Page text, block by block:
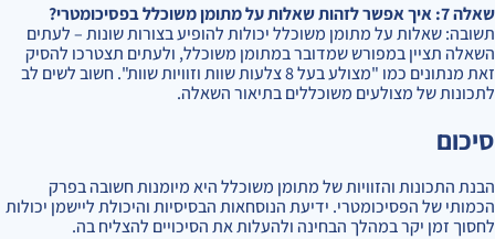
שאלה 7: איך אפשר לזהות שאלות על מתומן משוכלל בפסיכומטרי?
תשובה: שאלות על מתומן משוכלל יכולות להופיע בצורות שונות – לעתים
השאלה תציין במפורש שמדובר במתומן משוכלל, ולעתים תצטרכו להסיק
זאת מנתונים כמו "מצולע בעל 8 צלעות שוות וזוויות שוות". חשוב לשים לב
לתכונות של מצולעים משוכללים בתיאור השאלה.
סיכום
הבנת התכונות והזוויות של מתומן משוכלל היא מיומנות חשובה בפרק
הכמותי של הפסיכומטרי. ידיעת הנוסחאות הבסיסיות והיכולת ליישמן יכולות
לחסוך זמן יקר במהלך הבחינה ולהעלות את הסיכויים להצליח בה.